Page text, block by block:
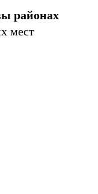
районах
мест